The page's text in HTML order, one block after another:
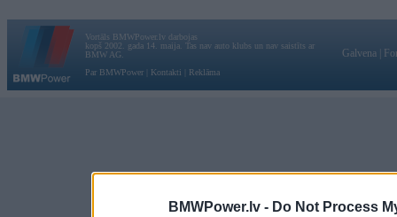
BMWPower.lv - Do Not Process
Vortāls BMWPower.lv darbojas
kopš 2002. gada 14. maija. Tas nav auto klubs un nav saistīts ar
BMW AG.
Par BMWPower
Kontakti Reklāma
Galvena